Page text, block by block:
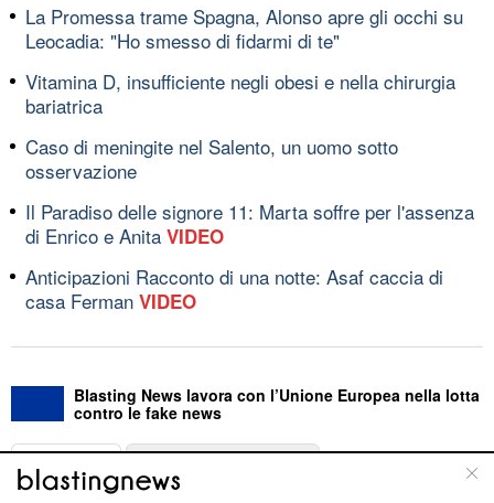
La Promessa trame Spagna, Alonso apre gli occhi su
Leocadia: "Ho smesso di fidarmi di te"
Vitamina D, insufficiente negli obesi e nella chirurgia
bariatrica
Caso di meningite nel Salento, un uomo sotto
osservazione
Il Paradiso delle signore 11: Marta soffre per l'assenza
di Enrico e Anita VIDEO
Anticipazioni Racconto di una notte: Asaf caccia di
casa Ferman VIDEO
Blasting News lavora con l’Unione Europea nella lotta
contro le fake news
ABOUT